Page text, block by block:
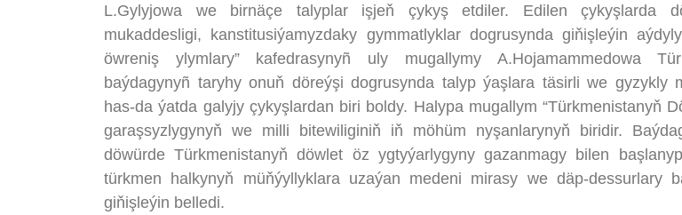
L.Gylyjowa we birnäçe talyplar işjeň çykyş etdiler. Edilen çykyşlarda
mukaddesligi, kanstitusiýamyzdaky gymmatlyklar dogrusynda giňişleýin
öwreniş ylymlary” kafedrasynyñ uly mugallymy A.Hojamammedowa
baýdagynyñ taryhy onuň döreýşi dogrusynda talyp ýaşlara täsirli we gyzykly
has-da ýatda galyjy çykyşlardan biri boldy. Halypa mugallym “Türkmenistanyň
garaşsyzlygynyň we milli bitewiliginiň iň möhüm nyşanlarynyň biridir.
döwürde Türkmenistanyň döwlet öz ygtyýarlygyny gazanmagy bilen
türkmen halkynyň müňýyllyklara uzaýan medeni mirasy we däp-dessurlary
giňişleýin belledi.